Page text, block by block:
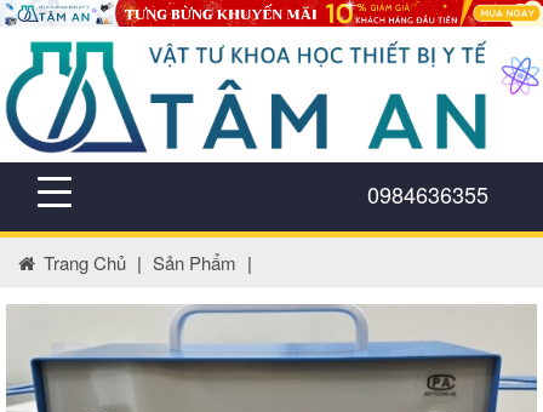
0984636355
Trang Chủ | Sản Phẩm |